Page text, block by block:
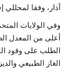
آذار، وفقا
وفي الولايات
أعلى من المعدل
الطلب على وقود
الغاز الطبيعي